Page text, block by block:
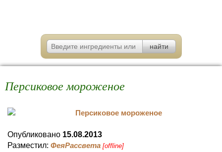
Персиковое мороженое
Опубликовано 15.08.2013
Разместил: ФеяРассвета [offline]